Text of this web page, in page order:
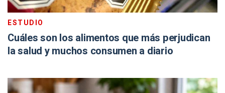
ESTUDIO
Cuáles son los alimentos que más perjudican
la salud y muchos consumen a diario